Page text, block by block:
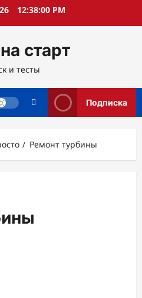
12:38:01 PM
старт
и тесты
Подписка
Ремонт турбины